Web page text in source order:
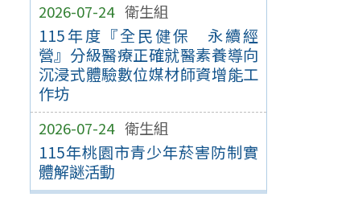
2026-07-24 衛生組
115年度『全民健保 永續經
營』分級醫療正確就醫素養導向
沉浸式體驗數位媒材師資增能工
作坊
2026-07-24 衛生組
115年桃園市青少年菸害防制實
體解謎活動